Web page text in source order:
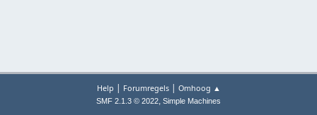
Help | Forumregels| Omhoog ▲
SMF 2.1.3 © 2022, Simple Machines